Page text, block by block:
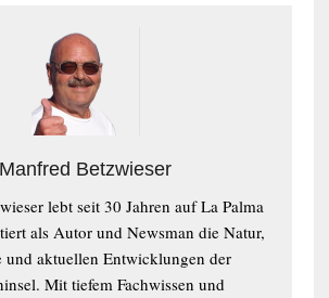
Manfred Betzwieser
lebt seit 30 Jahren auf La Palma
als Autor und Newsman die Natur,
und aktuellen Entwicklungen der
Mit tiefem Fachwissen und